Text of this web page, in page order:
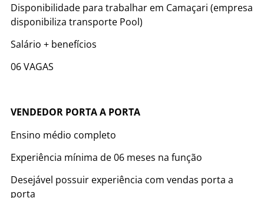
Disponibilidade para trabalhar em Camaçari (empresa
disponibiliza transporte Pool)
Salário + benefícios
06 VAGAS
VENDEDOR PORTA A PORTA
Ensino médio completo
Experiência mínima de 06 meses na função
Desejável possuir experiência com vendas porta a
porta